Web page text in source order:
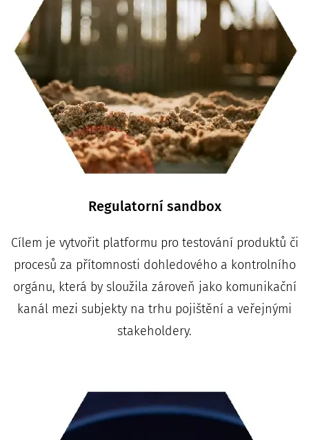
Regulatorní sandbox
Cílem je vytvořitplatformu pro testování produktů či
procesů za přítomnosti dohledového a kontrolního
orgánu, která by sloužila zároveň jako komunikační
kanál mezi subjekty na trhu pojištění a veřejnými
stakeholdery.